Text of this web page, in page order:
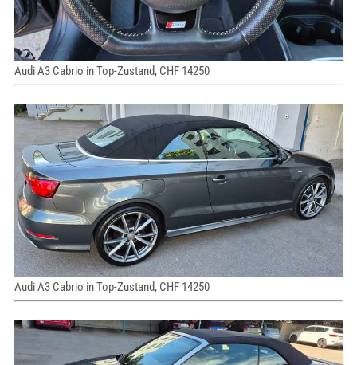
Audi A3 Cabrio in Top-Zustand, CHF 14250
Audi A3 Cabrio in Top-Zustand, CHF 14250